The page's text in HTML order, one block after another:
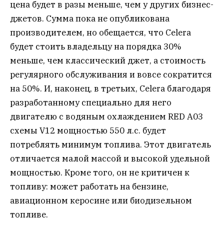
цена будет в разы меньше, чем у других бизнес-
джетов. Сумма пока не опубликована
производителем, но обещается, что Celera
будет стоить владельцу на порядка 30%
меньше, чем классический джет, а стоимость
регулярного обслуживания и вовсе сократится
на 50%. И, наконец, в третьих, Celera благодаря
разработанному специально для него
двигателю с водяным охлаждением RED A03
схемы V12 мощностью 550 л.с. будет
потреблять минимум топлива. Этот двигатель
отличается малой массой и высокой удельной
мощностью. Кроме того, он не критичен к
топливу: может работать на бензине,
авиационном керосине или биодизельном
топливе.